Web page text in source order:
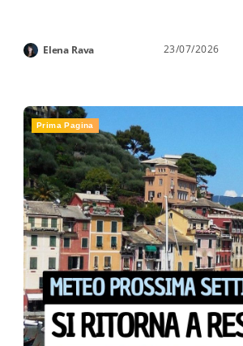
Elena Rava 23/07/2026
Prima Pagina